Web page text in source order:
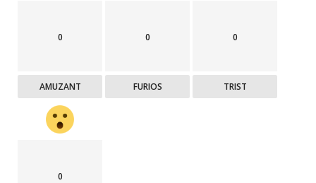
0
AMUZANT
0
FURIOS
0
TRIST
0